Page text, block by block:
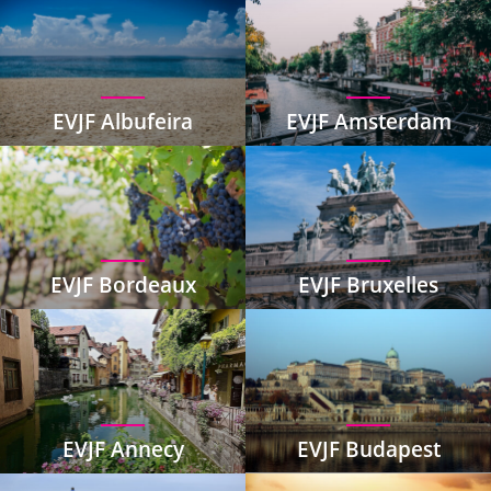
EVJF Albufeira EVJF Amsterdam
EVJF Bordeaux EVJF Bruxelles
EVJF Annecy EVJF Budapest